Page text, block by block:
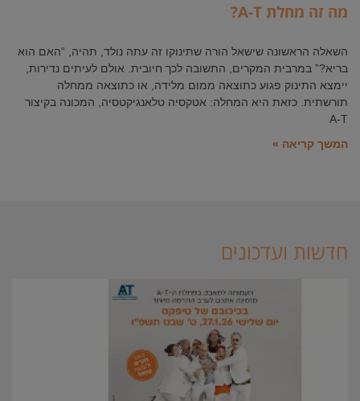
מה זה מחלת A-T?
השאלה הראשונה שישאל הורה שתינוקו זה עתה נולד, תהיה, “האם הוא
בריא?” במרבית המקרים, התשובה לכך חיובית. אולם לעיתים נדירות,
יימצא התינוק פגוע כתוצאה ממום מלידה, או כתוצאה ממחלה
תורשתית. כזאת היא המחלה: אטקסיה טלאנגיקטסיה, המכונה בקיצור
A-T
המשך קריאה »
חדשות ועדכונים